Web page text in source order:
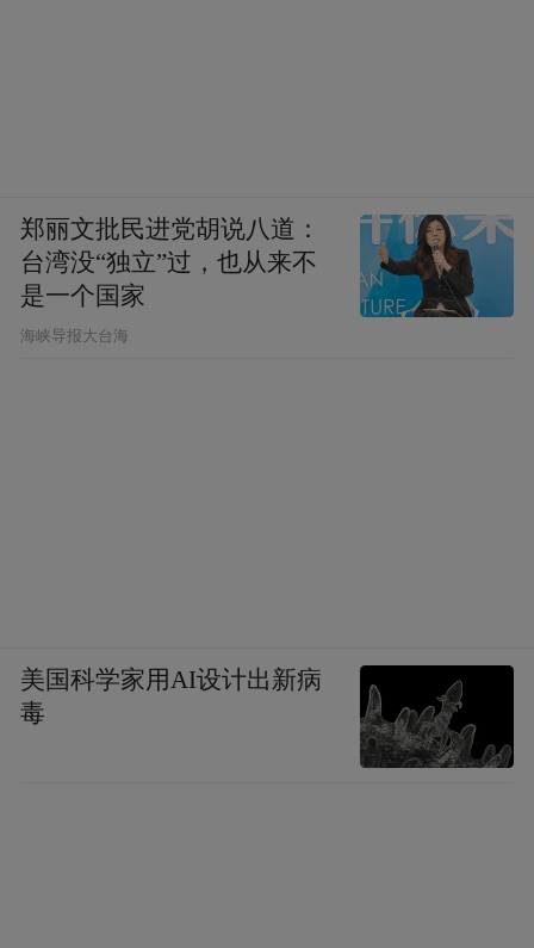
郑丽文批民进党胡说八道：
台湾没“独立”过，也从来不
是一个国家
​海峡导报大台海
美国科学家用AI设计出新病
毒